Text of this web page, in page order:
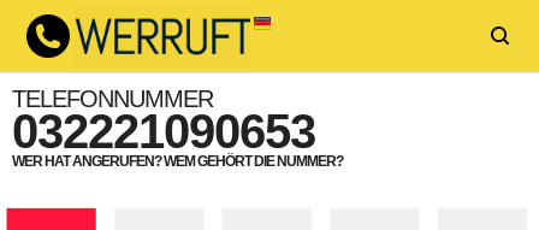
TELEFONNUMMER
032221090653
WER HAT ANGERUFEN? WEM GEHÖRT DIE NUMMER?